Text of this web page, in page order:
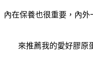
內在保養也很重要，內
來推薦我的愛好膠原